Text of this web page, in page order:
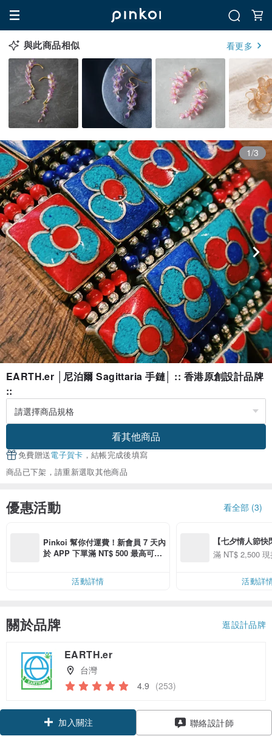
與此商品相似 看更多
1/3
EARTH.er │尼泊爾 Sagittaria 手鏈│ :: 香港原創設計品牌
::
看其他商品
免費贈送電子賀卡 ，結帳完成後填寫
商品已下架，請重新選取其他商品
優惠活動 看全部 (3)
Pinkoi 幫你付運費！新會員 7 天內
於 APP 下單滿 NT$ 500 最高可折
活動詳情
【七夕情人節
用 APP 購買任
00 現折 NT$100
滿 NT$ 2,500
活動詳
關於品牌 逛設計品牌
EARTH.er
台灣
4.9 (253)
加入關注 聯絡設計師